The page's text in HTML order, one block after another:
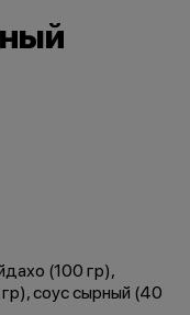
(100 гр),
соус сырный (40